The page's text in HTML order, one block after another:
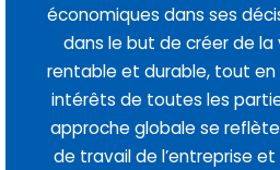
économiques dans ses
dans le but de créer de
rentable et durable, tout
intérêts de toutes les
approche globale se
de travail de l’entreprise